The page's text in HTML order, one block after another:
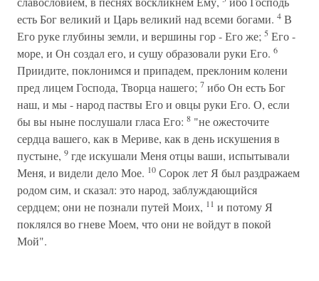
есть Бог великий и Царь великий над всеми богами. 4 В
Его руке глубины земли, и вершины гор - Его же; 5 Его -
море, и Он создал его, и сушу образовали руки Его. 6
Приидите, поклонимся и припадем, преклоним колени
пред лицем Господа, Творца нашего; 7 ибо Он есть Бог
наш, и мы - народ паствы Его и овцы руки Его. О, если
бы вы ныне послушали гласа Его: 8 "не ожесточите
сердца вашего, как в Мериве, как в день искушения в
пустыне, 9 где искушали Меня отцы ваши, испытывали
Меня, и видели дело Мое. 10 Сорок лет Я был раздражаем
родом сим, и сказал: это народ, заблуждающийся
сердцем; они не познали путей Моих, 11 и потому Я
поклялся во гневе Моем, что они не войдут в покой
Мой".